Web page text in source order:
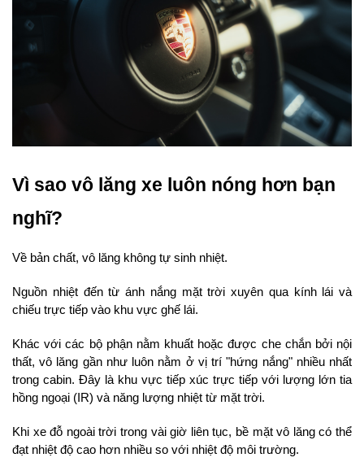
Vì sao vô lăng xe luôn nóng hơn bạn
nghĩ?
Về bản chất, vô lăng không tự sinh nhiệt.
Nguồn nhiệt đến từ ánh nắng mặt trời xuyên qua kính lái và
chiếu trực tiếp vào khu vực ghế lái.
Khác với các bộ phận nằm khuất hoặc được che chắn bởi nội
thất, vô lăng gần như luôn nằm ở vị trí "hứng nắng" nhiều nhất
trong cabin. Đây là khu vực tiếp xúc trực tiếp với lượng lớn tia
hồng ngoại (IR) và năng lượng nhiệt từ mặt trời.
Khi xe đỗ ngoài trời trong vài giờ liên tục, bề mặt vô lăng có thể
đạt nhiệt độ cao hơn nhiều so với nhiệt độ môi trường.